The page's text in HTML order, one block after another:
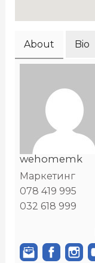
About Bio
wehomemk
Маркетинг
078 419 995
032 618 999